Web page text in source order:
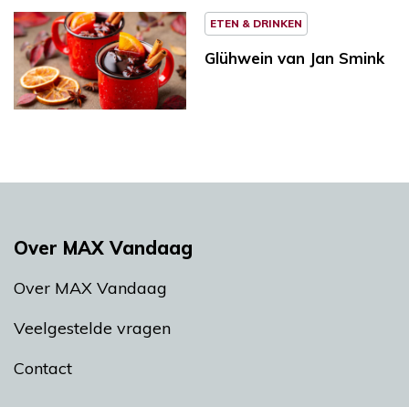
ETEN & DRINKEN
Glühwein van Jan Smink
Over MAX Vandaag
Over MAX Vandaag
Veelgestelde vragen
Contact